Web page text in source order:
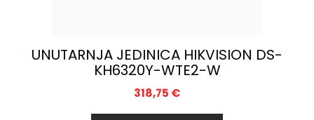
UNUTARNJA JEDINICA HIKVISION DS-
KH6320Y-WTE2-W
318,75 €